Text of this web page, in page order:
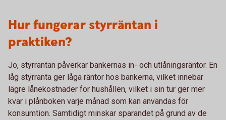
Hur fungerar styrräntan i
praktiken?
Jo, styrräntan påverkar bankernas in- och utlåningsräntor. En
låg styrränta ger låga räntor hos bankerna, vilket innebär
lägre lånekostnader för hushållen, vilket i sin tur ger mer
kvar i plånboken varje månad som kan användas för
konsumtion. Samtidigt minskar sparandet på grund av de